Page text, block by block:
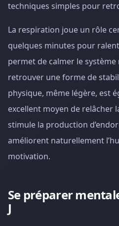
techniques simples pour
La respiration joue un rôle
quelques minutes pour
permet de calmer le système
retrouver une forme de
physique, même légère, est
excellent moyen de relâcher
stimule la production
améliorent naturellement
motivation.
Se préparer
J